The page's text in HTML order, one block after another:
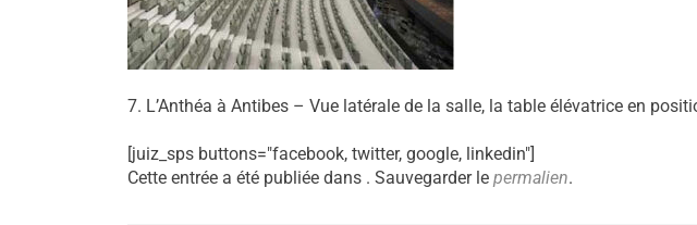
7. L’Anthéa à Antibes – Vue latérale de la salle, la table élévatrice en
[juiz_sps buttons="facebook, twitter, google, linkedin"]
Cette entrée a été publiée dans . Sauvegarder le permalien.